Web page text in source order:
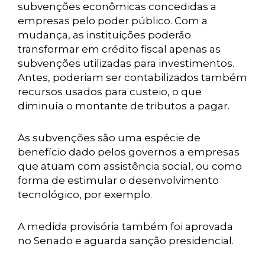
subvenções econômicas concedidas a
empresas pelo poder público. Com a
mudança, as instituições poderão
transformar em crédito fiscal apenas as
subvenções utilizadas para investimentos.
Antes, poderiam ser contabilizados também
recursos usados para custeio, o que
diminuía o montante de tributos a pagar.
As subvenções são uma espécie de
benefício dado pelos governos a empresas
que atuam com assistência social, ou como
forma de estimular o desenvolvimento
tecnológico, por exemplo.
A medida provisória também foi aprovada
no Senado e aguarda sanção presidencial.